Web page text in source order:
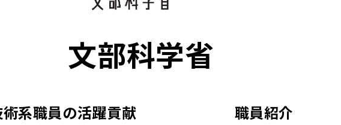
文部科学省
系職員の活躍貢献 職員紹介